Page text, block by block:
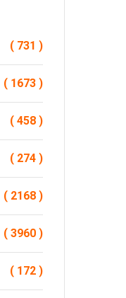
( 731 )
( 1673 )
( 458 )
( 274 )
( 2168 )
( 3960 )
( 172 )